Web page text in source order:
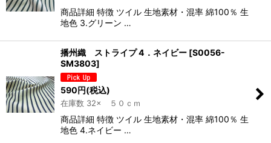
商品詳細 特徴 ツイル 生地素材・混率 綿100％ 生
地色 3.グリーン …
播州織 ストライプ 4．ネイビー [S0056-
SM3803]
590円(税込)
在庫数 32× ５０ｃｍ
商品詳細 特徴 ツイル 生地素材・混率 綿100％ 生
地色 4.ネイビー …